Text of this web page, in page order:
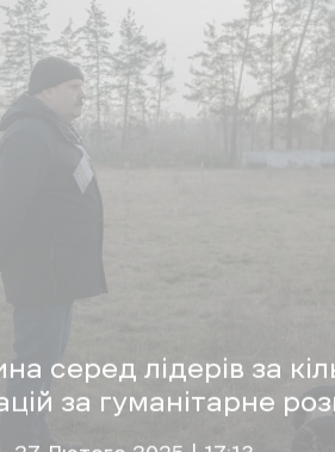
випробували інноваційні
найбільш забруднений